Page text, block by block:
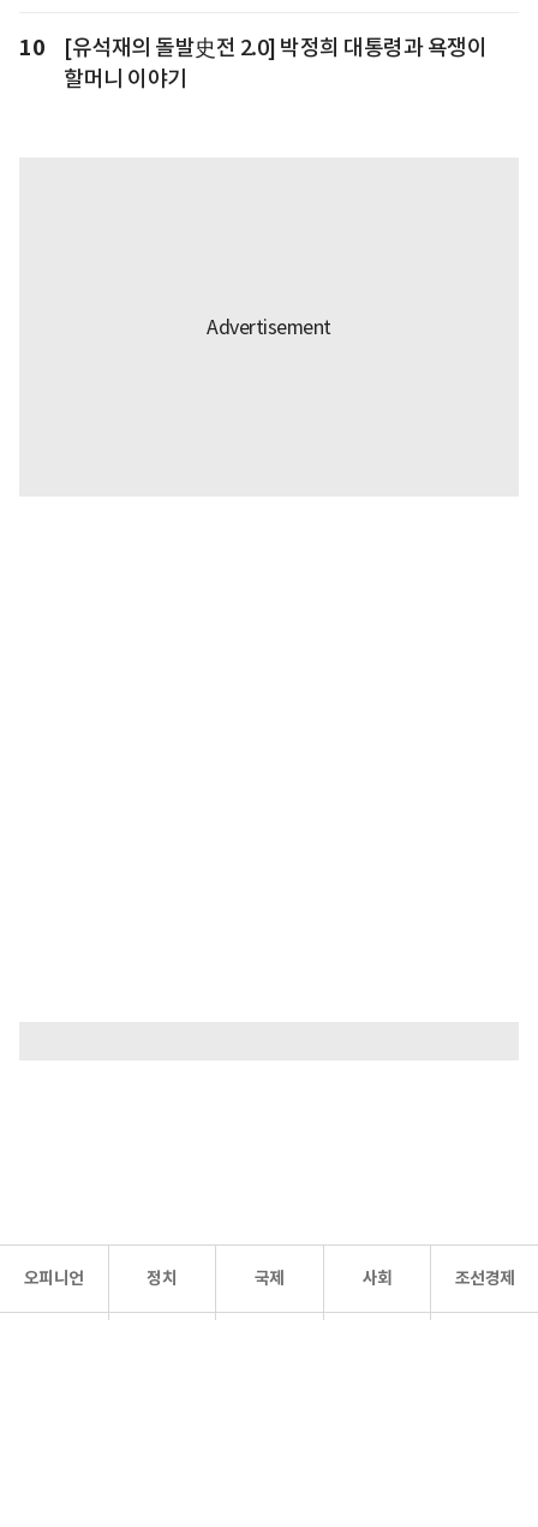
10
[유석재의 돌발史전 2.0] 박정희 대통령과 욕쟁이
할머니 이야기
오피니언 정치 국제 사회 조선경제